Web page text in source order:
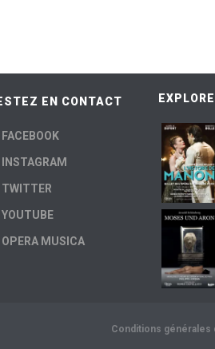
EN CONTACT
FACEBOOK
INSTAGRAM
TWITTER
YOUTUBE
OPERA MUSICA
Conditions générales